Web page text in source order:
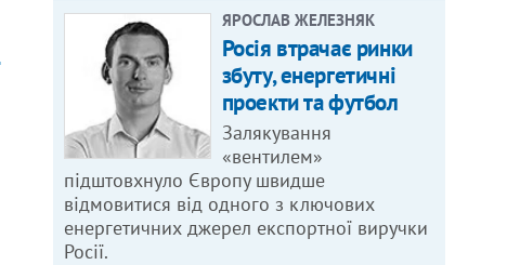
ЯРОСЛАВ ЖЕЛЕЗНЯК
Росія втрачає ринки
збуту, енергетичні
проекти та футбол
Залякування
«вентилем»
підштовхнуло Європу швидше
відмовитися від одного з ключових
енергетичних джерел експортної виручки
Росії.